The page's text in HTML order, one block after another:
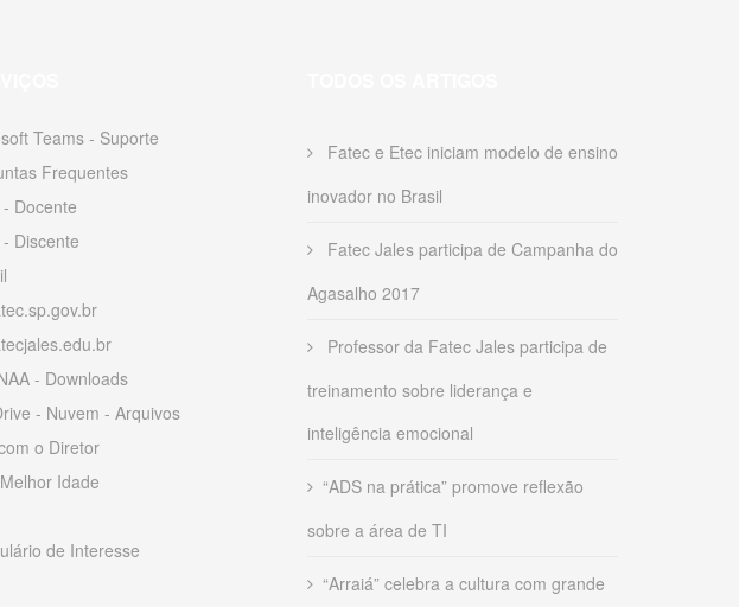
Teams - Suporte
Frequentes
- Docente
Discente
- Downloads
- Nuvem - Arquivos
o Diretor
Idade
de Interesse
Fatec e Etec iniciam modelo de ensino
inovador no Brasil
Fatec Jales participa de Campanha do
Agasalho 2017
Professor da Fatec Jales participa de
treinamento sobre liderança e
inteligência emocional
“ADS na prática” promove reflexão
sobre a área de TI
“Arraiá” celebra a cultura com grande